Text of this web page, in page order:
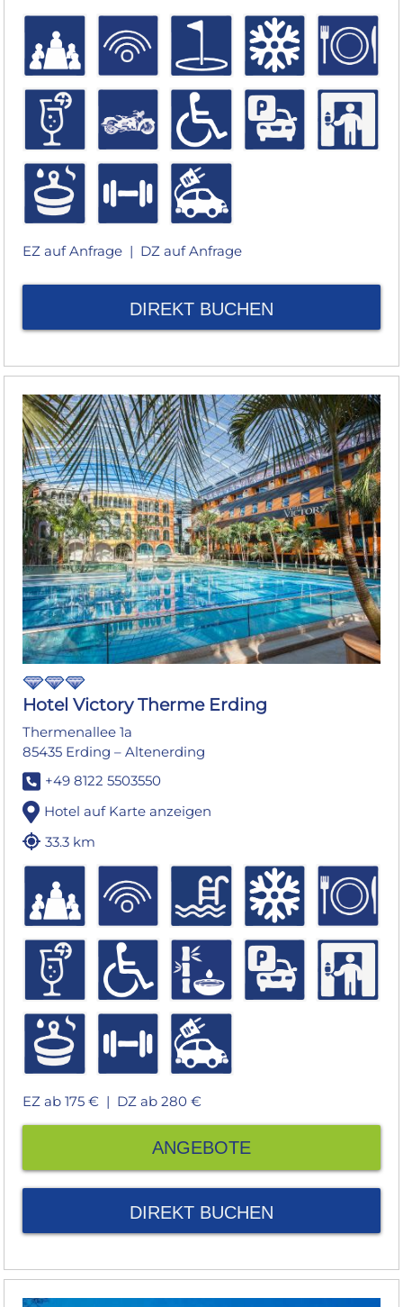
EZ auf Anfrage | DZ auf Anfrage
DIREKT BUCHEN
Hotel Victory Therme Erding
Thermenallee 1a
85435 Erding – Altenerding
+49 8122 5503550
Hotel auf Karte anzeigen
33.3 km
EZ ab 175 € | DZ ab 280 €
ANGEBOTE
DIREKT BUCHEN